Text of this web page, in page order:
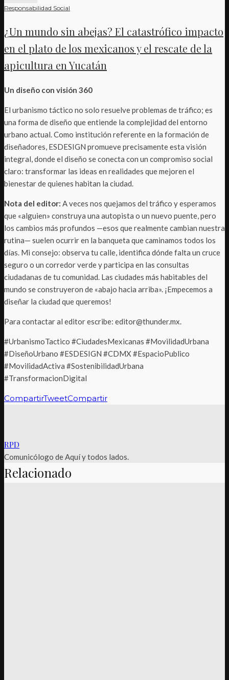
Responsabilidad Social
¿Un mundo sin abejas? El catastrófico impacto
en el plato de los mexicanos y el rescate de la
apicultura en Yucatán
Un diseño con visión 360
El urbanismo táctico no solo resuelve problemas de tráfico; es
una forma de diseño que entiende la complejidad del entorno
urbano actual. Como institución referente en la formación de
diseñadores, ESDESIGN promueve precisamente esta visión
integral, donde el diseño se conecta con un compromiso social
claro: transformar las ideas en realidades que mejoren el
bienestar de quienes habitan la ciudad.
Nota del editor: A veces nos quejamos del tráfico y esperamos
que «alguien» construya una autopista o un nuevo puente, pero
los cambios más profundos —esos que realmente cambian nuestra
rutina— suelen ocurrir en la banqueta que caminamos todos los
días. Mi consejo: observa tu calle, identifica dónde falta un cruce
seguro o un corredor verde y participa en las consultas
ciudadanas de tu comunidad. Las ciudades más habitables del
mundo se construyeron de «abajo hacia arriba». ¡Empecemos a
diseñar la ciudad que queremos!
Para contactar al editor escribe: editor@thunder.mx.
#UrbanismoTactico #CiudadesMexicanas #MovilidadUrbana
#DiseñoUrbano #ESDESIGN #CDMX #EspacioPublico
#MovilidadActiva #SostenibilidadUrbana
#TransformacionDigital
CompartirTweetCompartir
RPD
Comunicólogo de Aquí y todos lados.
Relacionado